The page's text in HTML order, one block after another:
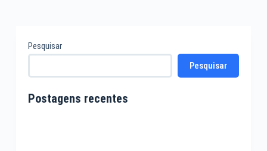
Pesquisar
Pesquisar
Postagens recentes